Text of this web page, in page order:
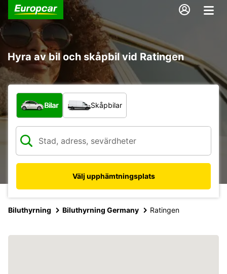
Hyra av bil och skåpbil vid Ratingen
Vilken typ av fordon?
Bilar Skåpbilar
Välj upphämtningsplats
Biluthyrning Biluthyrning Germany Ratingen